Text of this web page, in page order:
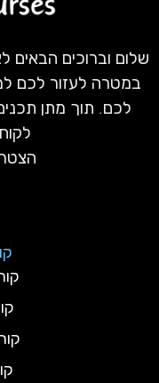
שלום וברוכים הבאים
במטרה לעזור לכם
לכם. תוך מתן תכנים